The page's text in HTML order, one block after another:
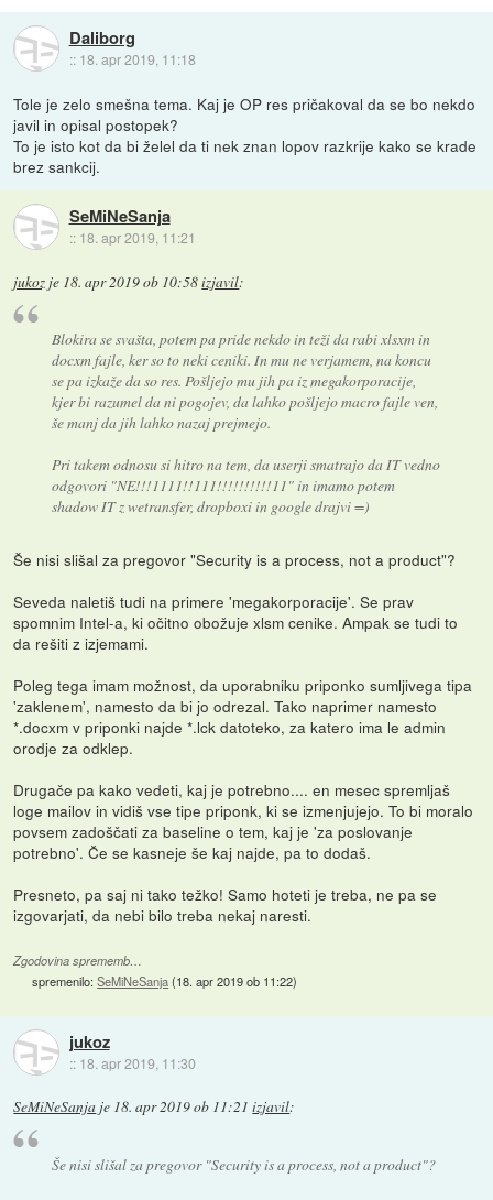
Daliborg
:: 18. apr 2019, 11:18
Tole je zelo smešna tema. Kaj je OP res pričakoval da se bo nekdo
javil in opisal postopek?
To je isto kot da bi želel da ti nek znan lopov razkrije kako se krade
brez sankcij.
SeMiNeSanja
:: 18. apr 2019, 11:21
jukoz je 18. apr 2019 ob 10:58izjavil:
Blokira se svašta, potem pa pride nekdo in teži da rabi xlsxm in
docxm fajle, ker so to neki ceniki. In mu ne verjamem, na koncu
se pa izkaže da so res. Pošljejo mu jih pa iz megakorporacije,
kjer bi razumel da ni pogojev, da lahko pošljejo macro fajle ven,
še manj da jih lahko nazaj prejmejo.
Pri takem odnosu si hitro na tem, da userji smatrajo da IT vedno
odgovori "NE!!!1111!!111!!!!!!!!!!11" in imamo potem
shadow IT z wetransfer, dropboxi in google drajvi =)
Še nisi slišal za pregovor "Security is a process, not a product"?
Seveda naletiš tudi na primere 'megakorporacije'. Se prav
spomnim Intel-a, ki očitno obožuje xlsm cenike. Ampak se tudi to
da rešiti z izjemami.
Poleg tega imam možnost, da uporabniku priponko sumljivega tipa
'zaklenem', namesto da bi jo odrezal. Tako naprimer namesto
*.docxm v priponki najde *.lck datoteko, za katero ima le admin
orodje za odklep.
Drugače pa kako vedeti, kaj je potrebno.... en mesec spremljaš
loge mailov in vidiš vse tipe priponk, ki se izmenjujejo. To bi moralo
povsem zadoščati za baseline o tem, kaj je 'za poslovanje
potrebno'. Če se kasneje še kaj najde, pa to dodaš.
Presneto, pa saj ni tako težko! Samo hoteti je treba, ne pa se
izgovarjati, da nebi bilo treba nekaj naresti.
Zgodovina sprememb…
spremenilo:SeMiNeSanja(18. apr 2019 ob 11:22)
jukoz
:: 18. apr 2019, 11:30
SeMiNeSanja je 18. apr 2019 ob 11:21 izjavil:
Še nisi slišal za pregovor "Security is a process, not a product"?